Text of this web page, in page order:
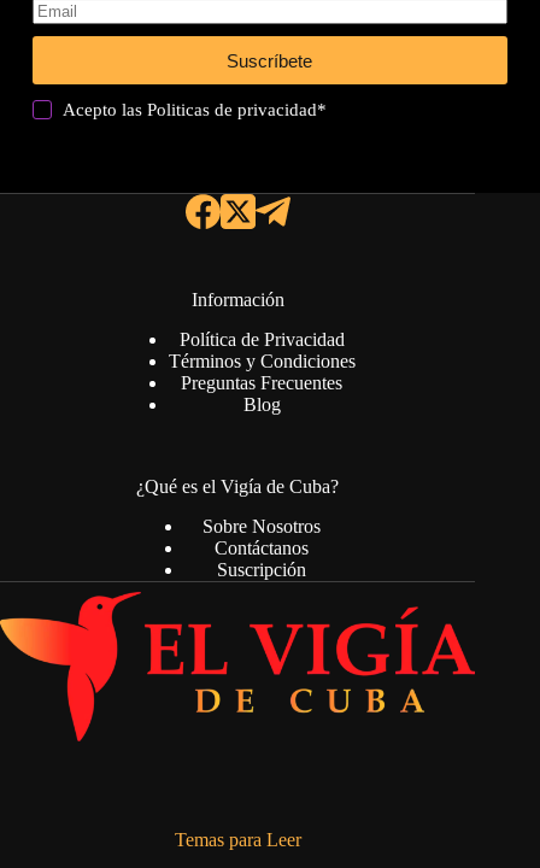
Suscríbete
Acepto lasPoliticas de privacidad*
Información
Política de Privacidad
Términos y Condiciones
Preguntas Frecuentes
Blog
¿Qué es el Vigía de Cuba?
Sobre Nosotros
Contáctanos
Suscripción
Temas para Leer